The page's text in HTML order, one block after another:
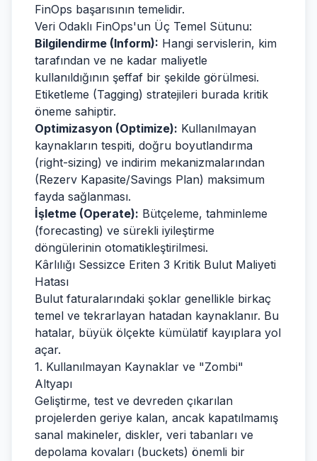
FinOps başarısının temelidir.
Veri Odaklı FinOps'un Üç Temel Sütunu:
Bilgilendirme (Inform): Hangi servislerin, kim
tarafından ve ne kadar maliyetle
kullanıldığının şeffaf bir şekilde görülmesi.
Etiketleme (Tagging) stratejileri burada kritik
öneme sahiptir.
Optimizasyon (Optimize): Kullanılmayan
kaynakların tespiti, doğru boyutlandırma
(right-sizing) ve indirim mekanizmalarından
(Rezerv Kapasite/Savings Plan) maksimum
fayda sağlanması.
İşletme (Operate): Bütçeleme, tahminleme
(forecasting) ve sürekli iyileştirme
döngülerinin otomatikleştirilmesi.
Kârlılığı Sessizce Eriten 3 Kritik Bulut Maliyeti
Hatası
Bulut faturalarındaki şoklar genellikle birkaç
temel ve tekrarlayan hatadan kaynaklanır. Bu
hatalar, büyük ölçekte kümülatif kayıplara yol
açar.
1. Kullanılmayan Kaynaklar ve "Zombi"
Altyapı
Geliştirme, test ve devreden çıkarılan
projelerden geriye kalan, ancak kapatılmamış
sanal makineler, diskler, veri tabanları ve
depolama kovaları (buckets) önemli bir